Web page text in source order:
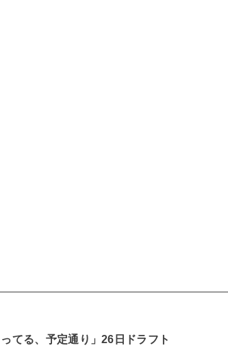
てる、予定通り」26日ドラフト